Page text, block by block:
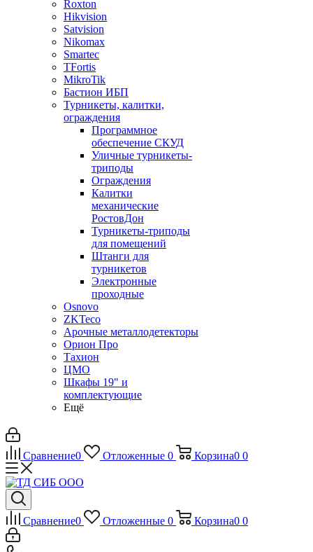
Roxton
Hikvision
Satvision
Nikomax
Smartec
TFortis
MikroTik
Бастион ИБП
Турникеты, калитки,
ограждения
Программное
обеспечение СКУД
Уличные турникеты-
триподы
Ограждения
Калитки
механические
РостовДон
Турникеты-триподы
для помещений
Штанги для
турникетов
Электронные
проходные
Osnovo
ZKTeco
Арочные металлодетекторы
Орион Про
Тахион
ЦМО
Шкафы 19" и
комплектующие
Ещё
Сравнение0 Отложенные 0 Корзина0 0
Сравнение0 Отложенные 0 Корзина0 0